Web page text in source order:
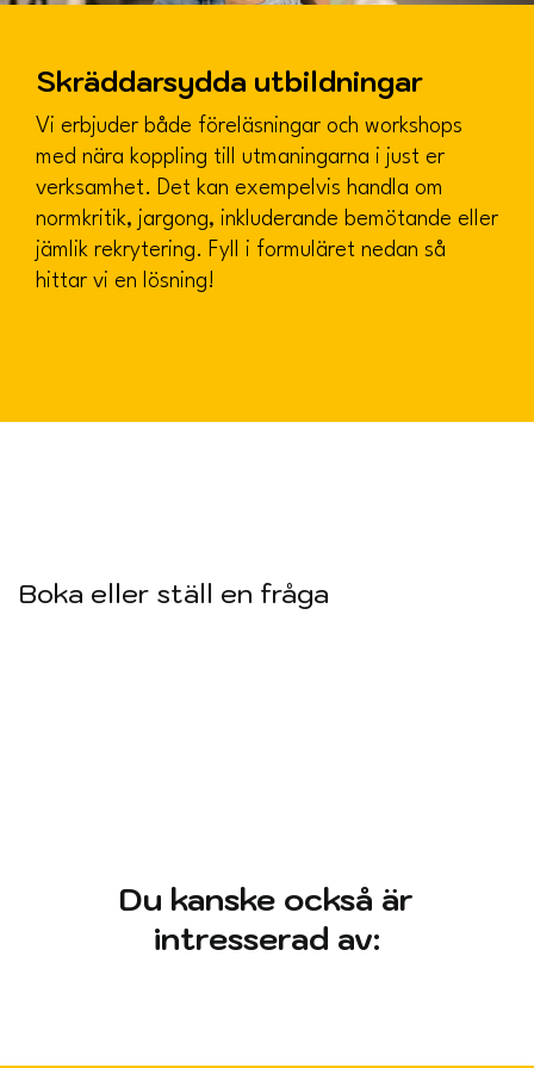
Skräddarsydda utbildningar
Vi erbjuder både föreläsningar och workshops
med nära koppling till utmaningarna i just er
verksamhet. Det kan exempelvis handla om
normkritik, jargong, inkluderande bemötande eller
jämlik rekrytering. Fyll i formuläret nedan så
hittar vi en lösning!
Boka eller ställ en fråga
Du kanske också är
intresserad av: